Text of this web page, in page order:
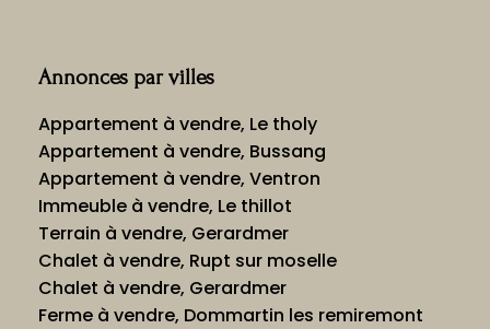
Annonces par villes
Appartement à vendre, Le tholy
Appartement à vendre, Bussang
Appartement à vendre, Ventron
Immeuble à vendre, Le thillot
Terrain à vendre, Gerardmer
Chalet à vendre, Rupt sur moselle
Chalet à vendre, Gerardmer
Ferme à vendre, Dommartin les remiremont